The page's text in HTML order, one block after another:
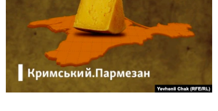
ВСЕ ЗА ДЕНЬ
СПЕЦПРОЕКТИ
ДЕПОРТАЦІЯ
ВІДЕОУРОКИ «ELIFBE»
ЯК ОБІЙТИ БЛОКУВАННЯ
Русский
Qırımtatar